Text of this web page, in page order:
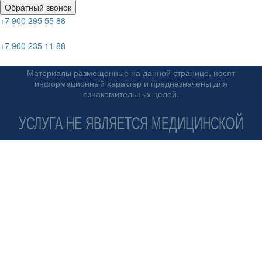
Обратный звонок
+7 900 295 55 88
+7 900 235 11 88
Материалы размещенные на данной странице, носят
информационный характер и предназначены для
ознакомительных целей.
УСЛУГА НЕ ЯВЛЯЕТСЯ МЕДИЦИНСКОЙ